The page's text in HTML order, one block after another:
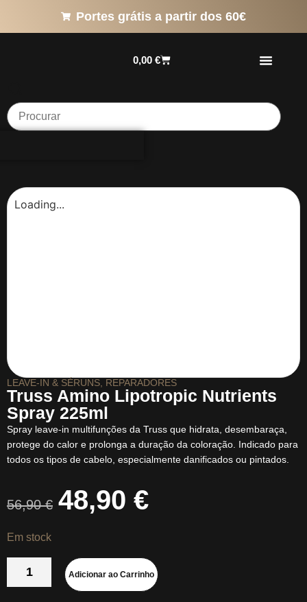
Portes grátis a partir dos 60€
0,00 €
Loading...
LEAVE-IN & SÉRUNS REPARADORES
Truss Amino Lipotropic Nutrients
Spray 225ml
Spray leave-in multifunções da Truss que hidrata, desembaraça,
protege do calor e prolonga a duração da coloração. Indicado para
todos os tipos de cabelo, especialmente danificados ou pintados.
56,90€ 48,90 €
Em stock
Adicionar ao Carrinho